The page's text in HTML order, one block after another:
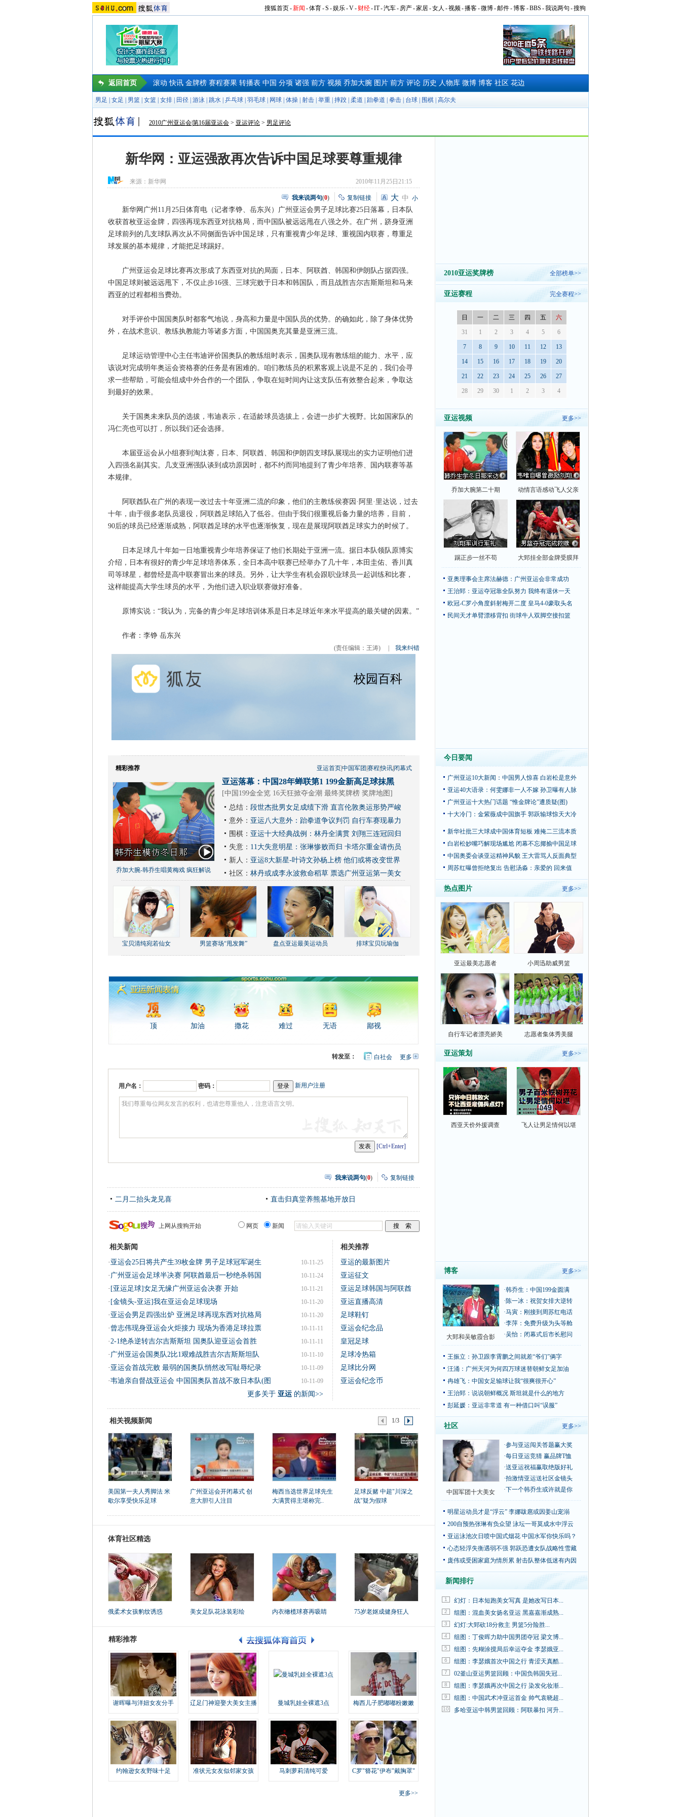
搜狐首页-新闻 -体育-S -娱乐-V- 财经-IT-汽车- 房产-家居-女人 -视频-播客-微博-邮件-博客-BBS -我说两句 -搜狗
返回首页 滚动 快讯 金牌榜 赛程赛果 转播表 中国 分项 诸强 前方 视频 乔加大腕 图片 前方 评论 历史 人物库 微博 博客 社区 花边
男足 女足 男篮 女篮 女排 田径 游泳 跳水 乒乓球 羽毛球 网球 体操 射击 举重 摔跤 柔道 跆拳道 拳击 台球 围棋 高尔夫
2010广州亚运会|第16届亚运会 > 亚运评论 > 男足评论
新华网：亚运强敌再次告诉中国足球要尊重规律
来源： 新华网 2010年11月25日21:15
我来说两句(0) 复制链接 大 中 小
新华网广州11月25日体育电（记者李铮、岳东兴）广州亚运会男子足球比赛25日落幕，日本队
收获首枚亚运金牌，四强再现东西亚对抗格局，而中国队被远远甩在八强之外。在广州，跻身亚洲
足球前列的几支球队再次从不同侧面告诉中国足球，只有重视青少年足球、重视国内联赛，尊重足
球发展的基本规律，才能把足球踢好。
广州亚运会足球比赛再次形成了东西亚对抗的局面，日本、阿联酋、韩国和伊朗队占据四强。
中国足球则被远远甩下，不仅止步16强、三球完败于日本和韩国队，而且战胜吉尔吉斯斯坦和马来
西亚的过程都相当费劲。
对手评价中国国奥队时都客气地说，身高和力量是中国队员的优势。的确如此，除了身体优势
外，在战术意识、教练执教能力等诸多方面，中国国奥充其量是亚洲三流。
足球运动管理中心主任韦迪评价国奥队的教练组时表示，国奥队现有教练组的能力、水平，应
该说对完成明年奥运会资格赛的任务是有困难的。咱们教练员的积累客观上说是不足的，我们会寻
求一些帮助，可能会组成中外合作的一个团队，争取在短时间内让这支队伍有效整合起来，争取达
到最好的效果。
关于国奥未来队员的选拔，韦迪表示，在适龄球员选拔上，会进一步扩大视野。比如国家队的
冯仁亮也可以打，所以我们还会选择。
本届亚运会从小组赛到淘汰赛，日本、阿联酋、韩国和伊朗四支球队展现出的实力证明他们进
入四强名副其实。几支亚洲强队谈到成功原因时，都不约而同地提到了青少年培养、国内联赛等基
本规律。
阿联酋队在广州的表现一改过去十年亚洲二流的印象，他们的主教练侯赛因·阿里·里达说，过去
十年，由于很多老队员退役，阿联酋足球陷入了低谷。但由于我们很重视后备力量的培养，目前，
90后的球员已经逐渐成熟，阿联酋足球的水平也逐渐恢复，现在是展现阿联酋足球实力的时候了。
日本足球几十年如一日地重视青少年培养保证了他们长期处于亚洲一流。据日本队领队原博实
介绍，日本有很好的青少年足球培养体系，全日本高中联赛已经举办了几十年，本田圭佑、香川真
司等球星，都曾经是高中联赛冒出来的球员。另外，让大学生有机会跟职业球员一起训练和比赛，
这样能提高大学生球员的水平，为他们进入职业联赛做好准备。
原博实说：“我认为，完备的青少年足球培训体系是日本足球近年来水平提高的最关键的因素。”
作者：李铮 岳东兴
(责任编辑：王涛) 我来纠错
精彩推荐 亚运首页|中国军团 赛程|快讯|闭幕式
乔加大腕-韩乔生唱黄梅戏 疯狂解说
亚运落幕：中国28年蝉联第1 199金新高足球抹黑
[中国199金全览 16天狂掀夺金潮 最终奖牌榜 奖牌地图 ]
总结： 段世杰批男女足成绩下滑 直言伦敦奥运形势严峻
意外： 亚运八大意外：跆拳道争议判罚 自行车赛现暴力
围棋： 亚运十大经典战例：林丹全满贯 刘翔三连冠回归
失意： 11大失意明星：张琳惨败而归 卡塔尔重金请伤员
新人： 亚运8大新星-叶诗文孙杨上榜 他们或将改变世界
社区： 林丹或成李永波救命稻草 票选广州亚运第一美女
宝贝清纯宛若仙女 男篮赛场“甩发舞” 盘点亚运最美运动员 排球宝贝玩瑜伽
顶 加油 撒花 难过 无语 鄙视
更多开
转发至： 白社会
用户名： 密码： 新用户注册
[Ctrl+Enter]
我来说两句(0) 复制链接
二月二抬头龙见喜 直击归真堂养熊基地开放日
上网从搜狗开始 网页 新闻
相关新闻
10-11-25
· 亚运会25日将共产生39枚金牌 男子足球冠军诞生
10-11-24
· 广州亚运会足球半决赛 阿联酋最后一秒绝杀韩国
10-11-21
· [亚运足球]女足无缘广州亚运会决赛 开始
10-11-20
· [金镜头-亚运]我在亚运会足球现场
10-11-20
· 亚运会男足四强出炉 亚洲足球再现东西对抗格局
10-11-11
· 曾志伟现身亚运会火炬接力 现场为香港足球拉票
10-11-11
·2-1绝杀逆转吉尔吉斯斯坦 国奥队迎亚运会首胜
10-11-10
· 广州亚运会国奥队2比1艰难战胜吉尔吉斯斯坦队
10-11-09
· 亚运会首战完败 最弱的国奥队悄然改写耻辱纪录
10-11-09
·韦迪亲自督战亚运会 中国国奥队首战不敌日本队(图
更多关于 亚运的新闻>>
相关推荐
亚运的最新图片
亚运征文
亚运足球韩国与阿联酋
亚运直播高清
足球鞋钉
亚运会纪念品
皇冠足球
足球冷热箱
足球比分网
亚运会纪念币
相关视频新闻 1/3
美国第一夫人秀脚法 米
歇尔享受快乐足球
广州亚运会开闭幕式 创
意大胆引人注目
梅西当选世界足球先生
大满贯得主堪称完..
足球反赌 中超"川深之
战"疑为假球
体育社区精选
俄柔术女孩豹纹诱惑 美女足队花泳装彩绘 内衣橄榄球赛再吸睛 75岁老妪成健身狂人
精彩推荐
谢晖曝与洋妞女友分手 辽足门神迎娶大美女主播 曼城乳娃全裸遮3点 梅西儿子肥嘟嘟粉嫩嫩
约翰逊女友野味十足 准状元女友似邻家女孩 马刺萝莉清纯可爱 C罗"簪花"伊布"戴胸罩"
更多>>
2010亚运奖牌榜 全部榜单>>
亚运赛程 完全赛程>>
日 一 二 三 四 五 六
31 1 2 3 4 5 6
7 8 9 10 11 12 13
14 15 16 17 18 19 20
21 22 23 24 25 26 27
28 29 30 1 2 3 4
亚运视频 更多>>
乔加大腕第二十期 动情言语感动飞人父亲
踢正步一丝不苟 大郅挂全部金牌受膜拜
亚奥理事会主席法赫德：广州亚运会非常成功
王治郅：亚运夺冠靠全队努力 我终有退休一天
欧冠-C罗小角度斜射梅开二度 皇马4-0豪取头名
民间天才单臂漂移背扣 街球牛人双脚空接扣篮
今日要闻
广州亚运10大新闻：中国男人惊喜 白岩松是意外
亚运40大语录：何雯娜非一人不嫁 孙卫曝有人脉
广州亚运十大热门话题 “惟金牌论”遭质疑(图)
十大冷门：金紫薇成中国旗手 郭跃输球惊天大冷
新华社批三大球成中国体育短板 难掩二三流本质
白岩松妙嘴巧解现场尴尬 闭幕不忘揶揄中国足球
中国奥委会谈亚运精神风貌 王大雷骂人反面典型
周苏红曝曾拒绝复出 告慰汤淼：亲爱的 回来值
热点图片 更多>>
亚运最美志愿者 小周迅助威男篮
自行车记者漂亮娇美 志愿者集体秀美腿
亚运策划 更多>>
西亚天价外援调查 飞人让男足情何以堪
博客 更多>>
大郅和吴敏霞合影
·韩乔生：中国199金圆满
·陈一冰：祝贺女排大逆转
·马寅：刚接到周苏红电话
·李萍：免费升级为头等舱
·吴怡：闭幕式后市长慰问
王振立：孙卫跟李霄鹏之间就差“爷们”俩字
汪涌：广州天河为何四万球迷替朝鲜女足加油
冉雄飞：中国女足输球让我“很爽很开心”
王治郅：说说朝鲜概况 斯坦就是什么的地方
彭延媛：亚运非常道 有一种借口叫“误服”
社区 更多>>
中国军团十大美女
·参与亚运闯关答题赢大奖
·每日亚运竞猜 赢品牌T恤
·送亚运祝福赢取绝版好礼
·拍激情亚运送社区金镜头
·下一个韩乔生或许就是你
明星运动员才是“浮云” 李娜跋扈或因姜山宠溺
200自预热张琳有负众望 泳坛一哥莫成水中浮云
亚运泳池次日喷中国式烟花 中国水军你快乐吗？
心态轻浮失衡遇弱不强 郭跃恐遭女队战略性雪藏
庞伟或受困家庭为情所累 射击队整体低迷有内因
新闻排行
1 幻灯：日本短跑美女写真 是她改写日本...
2 组图：混血美女扬名亚运 黑嘉嘉渐成熟...
3 幻灯:大郅砍18分救主 男篮5分险胜...
4 组图：丁俊晖力助中国男团夺冠 梁文博...
5 组图：先糊涂搅局后幸运夺金 李瑟娥亚...
6 组图：李瑟娥首次中国之行 青涩天真酷...
7 02釜山亚运男篮回顾：中国负韩国失冠...
8 组图：李瑟娥再次中国之行 染发化妆渐...
9 组图：中国武术冲亚运首金 帅气袁晓超...
10 多哈亚运中韩男篮回顾：阿联暴扣 河升...